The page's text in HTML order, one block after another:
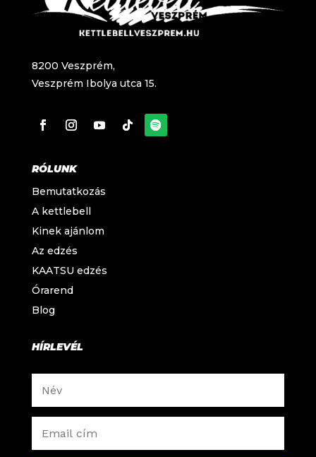
8200 Veszprém,
Veszprém Ibolya utca 15.
RÓLUNK
Bemutatkozás
A kettlebell
Kinek ajánlom
Az edzés
KAATSU edzés
Órarend
Blog
HÍRLEVÉL